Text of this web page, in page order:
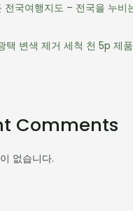
전국여행지도 – 전국을 누비
택 변색 제거 세척 천 5p 제
Comments
없습니다.